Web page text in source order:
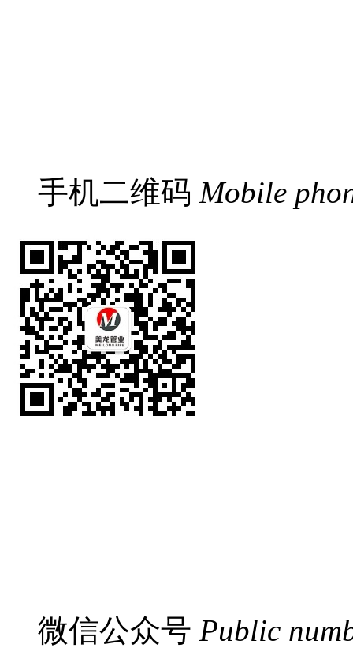
手机二维码 Mobile
微信公众号 Public